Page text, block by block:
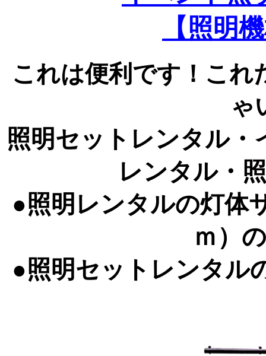
【照明
これは便利です！こ
ゃ
照明セットレンタル・
レンタル・
●照明レンタルの灯体
ｍ）
●照明セットレンタル